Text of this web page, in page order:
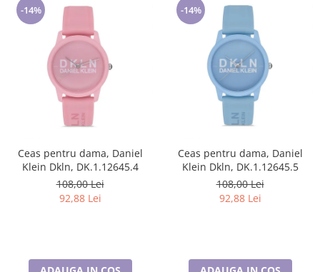
-14%
Ceas pentru dama, Daniel
Klein Dkln, DK.1.12645.4
108,00 Lei
92,88 Lei
-14%
Ceas pentru dama, Daniel
Klein Dkln, DK.1.12645.5
108,00 Lei
92,88 Lei